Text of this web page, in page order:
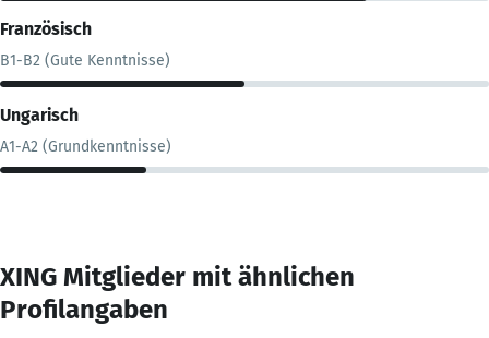
Französisch
B1-B2 (Gute Kenntnisse)
Ungarisch
A1-A2 (Grundkenntnisse)
XING Mitglieder mit ähnlichen
Profilangaben